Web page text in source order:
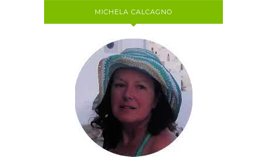
MICHELA CALCAGNO